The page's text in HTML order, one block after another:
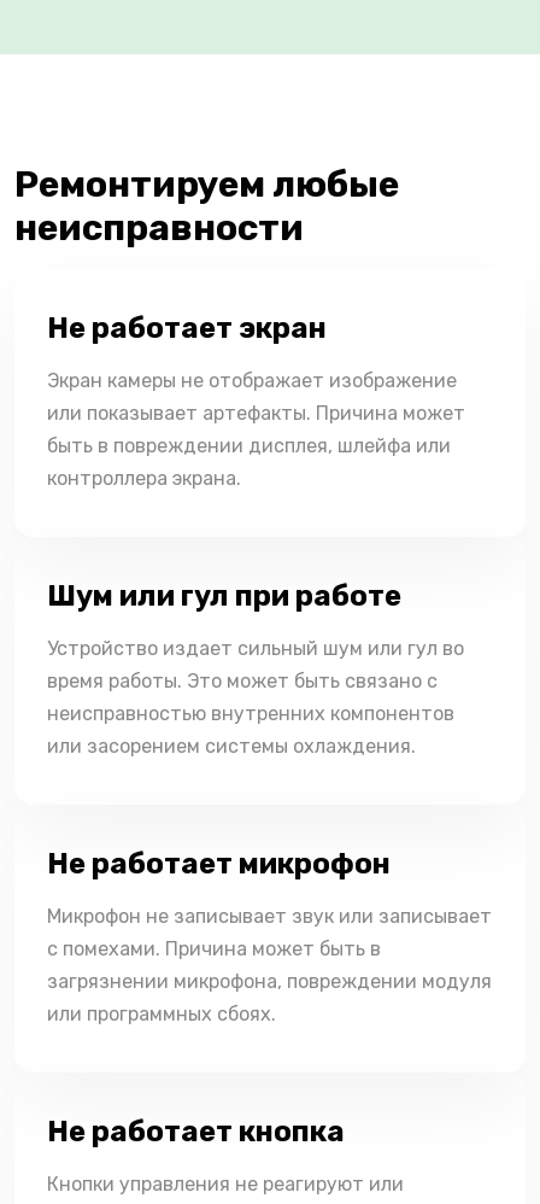
Ремонтируем любые
неисправности
Не работает экран
Экран камеры не отображает изображение
или показывает артефакты. Причина может
быть в повреждении дисплея, шлейфа или
контроллера экрана.
Шум или гул при работе
Устройство издает сильный шум или гул во
время работы. Это может быть связано с
неисправностью внутренних компонентов
или засорением системы охлаждения.
Не работает микрофон
Микрофон не записывает звук или записывает
с помехами. Причина может быть в
загрязнении микрофона, повреждении модуля
или программных сбоях.
Не работает кнопка
Кнопки управления не реагируют или